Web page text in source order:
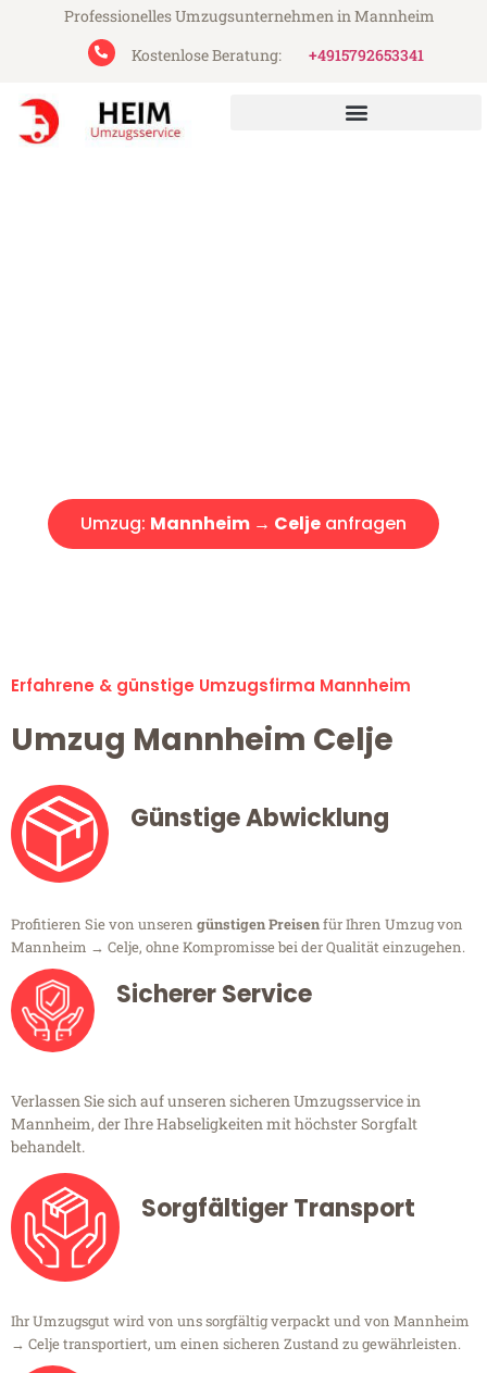
Professionelles Umzugsunternehmen in Mannheim
Kostenlose Beratung:
+4915792653341
Umzug: Mannheim → Celje anfragen
Erfahrene & günstige Umzugsfirma Mannheim
Umzug Mannheim Celje
Günstige Abwicklung
Profitieren Sie von unseren günstigen Preisenfür Ihren Umzug von
Mannheim → Celje, ohne Kompromisse bei der Qualität einzugehen.
Sicherer Service
Verlassen Sie sich auf unseren sicheren Umzugsservice in
Mannheim, der Ihre Habseligkeiten mit höchster Sorgfalt
behandelt.
Sorgfältiger Transport
Ihr Umzugsgut wird von uns sorgfältig verpackt und von Mannheim
→ Celje transportiert, um einen sicheren Zustand zu gewährleisten.